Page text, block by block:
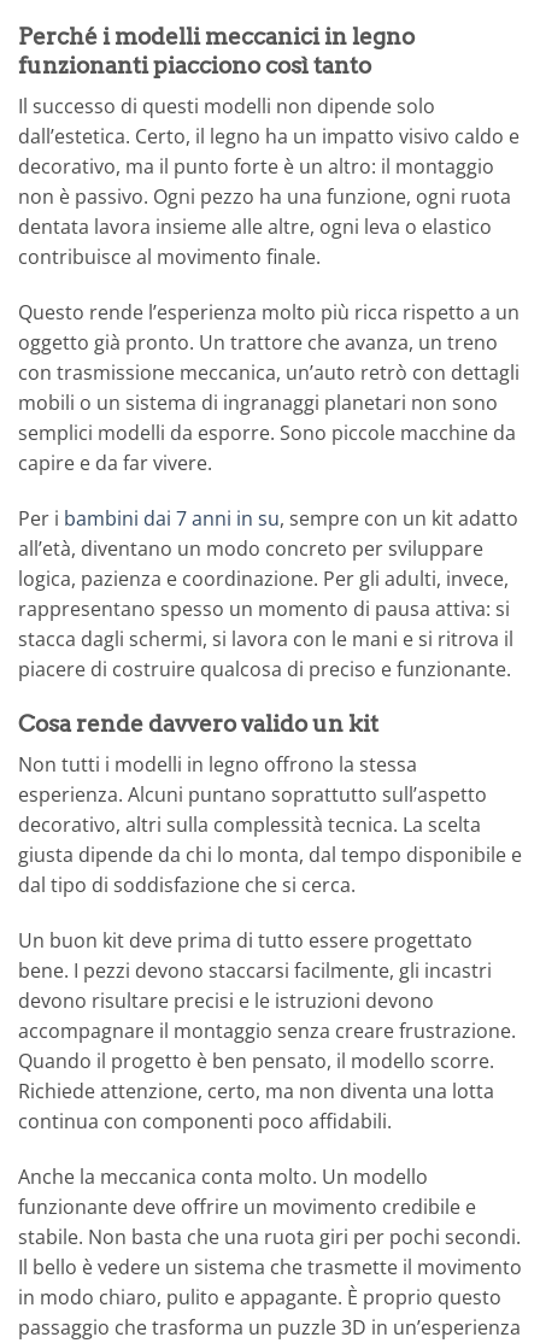
Perché i modelli meccanici in legno
funzionanti piacciono così tanto
Il successo di questi modelli non dipende solo
dall’estetica. Certo, il legno ha un impatto visivo caldo e
decorativo, ma il punto forte è un altro: il montaggio
non è passivo. Ogni pezzo ha una funzione, ogni ruota
dentata lavora insieme alle altre, ogni leva o elastico
contribuisce al movimento finale.
Questo rende l’esperienza molto più ricca rispetto a un
oggetto già pronto. Un trattore che avanza, un treno
con trasmissione meccanica, un’auto retrò con dettagli
mobili o un sistema di ingranaggi planetari non sono
semplici modelli da esporre. Sono piccole macchine da
capire e da far vivere.
Per i bambini dai 7 anni in su, sempre con un kit adatto
all’età, diventano un modo concreto per sviluppare
logica, pazienza e coordinazione. Per gli adulti, invece,
rappresentano spesso un momento di pausa attiva: si
stacca dagli schermi, si lavora con le mani e si ritrova il
piacere di costruire qualcosa di preciso e funzionante.
Cosa rende davvero valido un kit
Non tutti i modelli in legno offrono la stessa
esperienza. Alcuni puntano soprattutto sull’aspetto
decorativo, altri sulla complessità tecnica. La scelta
giusta dipende da chi lo monta, dal tempo disponibile e
dal tipo di soddisfazione che si cerca.
Un buon kit deve prima di tutto essere progettato
bene. I pezzi devono staccarsi facilmente, gli incastri
devono risultare precisi e le istruzioni devono
accompagnare il montaggio senza creare frustrazione.
Quando il progetto è ben pensato, il modello scorre.
Richiede attenzione, certo, ma non diventa una lotta
continua con componenti poco affidabili.
Anche la meccanica conta molto. Un modello
funzionante deve offrire un movimento credibile e
stabile. Non basta che una ruota giri per pochi secondi.
Il bello è vedere un sistema che trasmette il movimento
in modo chiaro, pulito e appagante. È proprio questo
passaggio che trasforma un puzzle 3D in un’esperienza